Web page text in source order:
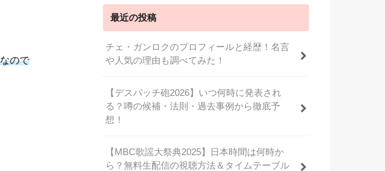
ので
最近の投稿
チェ・ガンロクのプロフィールと経歴！名言
や人気の理由も調べてみた！
【デスパッチ砲2026】いつ何時に発表され
る？噂の候補・法則・過去事例から徹底予
想！
【MBC歌謡大祭典2025】日本時間は何時か
ら？無料生配信の視聴方法＆タイムテーブル